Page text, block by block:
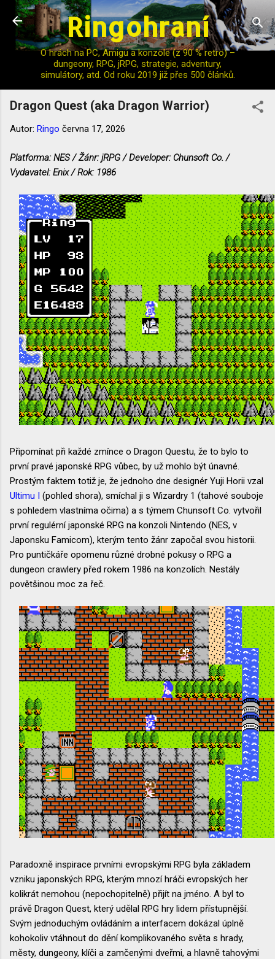
Přeskočit na hlavní obsah
Ringohraní
O hrách na PC, Amigu a konzole (z 90 % retro) –
dungeony, RPG, jRPG, strategie, adventury,
simulátory, atd. Od roku 2019 již přes 500 článků.
Dragon Quest (aka Dragon Warrior)
Autor: Ringo června 17, 2026
Platforma: NES / Žánr: jRPG / Developer: Chunsoft Co. /
Vydavatel: Enix / Rok: 1986
Připomínat při každé zmínce o Dragon Questu, že to bylo to
první pravé japonské RPG vůbec, by už mohlo být únavné.
Prostým faktem totiž je, že jednoho dne designér Yuji Horii vzal
Ultimu I (pohled shora), smíchal ji s Wizardry 1 (tahové souboje
s pohledem vlastníma očima) a s týmem Chunsoft Co. vytvořil
první regulérní japonské RPG na konzoli Nintendo (NES, v
Japonsku Famicom), kterým tento žánr započal svou historii.
Pro puntičkáře opomenu různé drobné pokusy o RPG a
dungeon crawlery před rokem 1986 na konzolích. Nestály
povětšinou moc za řeč.
Paradoxně inspirace prvními evropskými RPG byla základem
vzniku japonských RPG, kterým mnozí hráči evropských her
kolikrát nemohou (nepochopitelně) přijít na jméno. A byl to
právě Dragon Quest, který udělal RPG hry lidem přístupnější.
Svým jednoduchým ovládáním a interfacem dokázal úplně
kohokoliv vtáhnout do dění komplikovaného světa s hrady,
městy, dungeony, klíči a zamčenými dveřmi, a hlavně tahovými